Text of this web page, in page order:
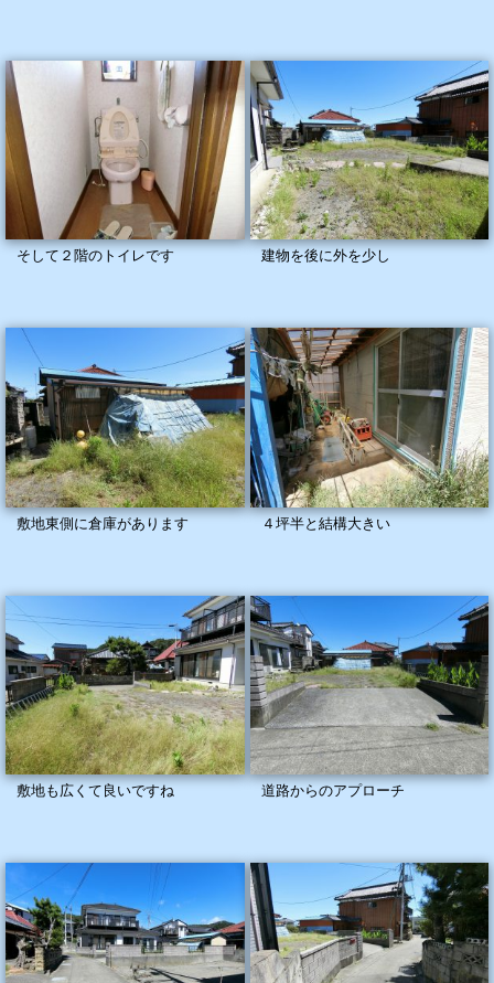
そして２階のトイレです 建物を後に外を少し
敷地東側に倉庫があります ４坪半と結構大きい
敷地も広くて良いですね 道路からのアプローチ